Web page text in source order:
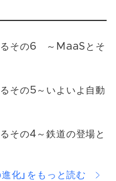
るその6 ～MaaSとそ
その5～いよいよ自動
その4～鉄道の登場と
進化」をもっと読む